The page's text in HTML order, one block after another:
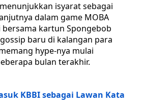
isyarat sebagai
dalam game MOBA
kartun Spongebob
baru di kalangan para
hype-nya mulai
bulan terakhir.
KBBI sebagai Lawan Kata